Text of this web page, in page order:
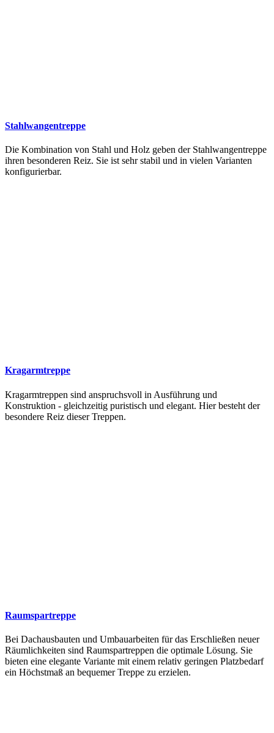
Stahlwangentreppe
Die Kombination von Stahl und Holz geben der Stahlwangentreppe
ihren besonderen Reiz. Sie ist sehr stabil und in vielen Varianten
konfigurierbar.
Kragarmtreppe
Kragarmtreppen sind anspruchsvoll in Ausführung und
Konstruktion - gleichzeitig puristisch und elegant. Hier besteht der
besondere Reiz dieser Treppen.
Raumspartreppe
Bei Dachausbauten und Umbauarbeiten für das Erschließen neuer
Räumlichkeiten sind Raumspartreppen die optimale Lösung. Sie
bieten eine elegante Variante mit einem relativ geringen Platzbedarf
ein Höchstmaß an bequemer Treppe zu erzielen.